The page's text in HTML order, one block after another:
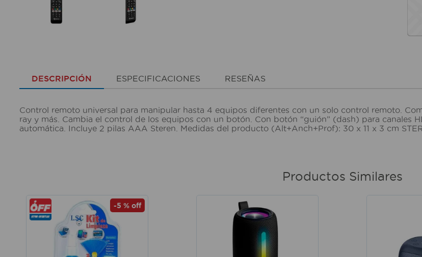
DESCRIPCIÓN ESPECIFICACIONES RESEÑAS
Control remoto universal para manipular hasta 4 equipos diferentes con un solo control remoto.
ray y más. Cambia el control de los equipos con un botón. Con botón “guión” (dash) para canales
automática. Incluye 2 pilas AAA Steren. Medidas del producto (Alt+Anch+Prof): 30 x 11 x 3 cm
Productos Similares
-5 % off